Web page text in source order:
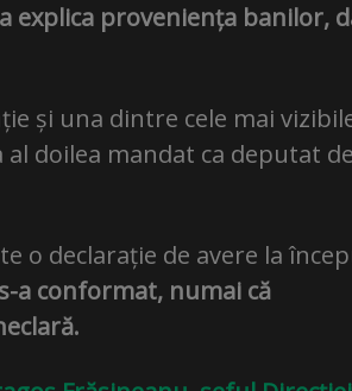
explica proveniența banilor,
și una dintre cele mai
doilea mandat ca deputat de
o declarație de avere la
a conformat, numai că